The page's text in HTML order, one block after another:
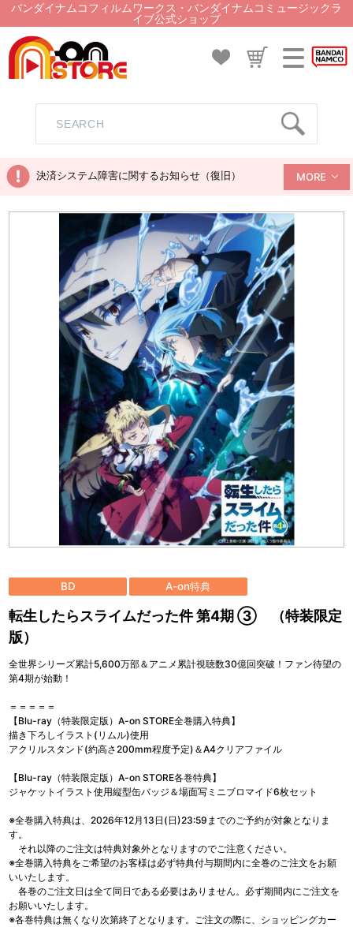
バンダイナムコフィルムワークス・バンダイナムコミュージックラ
イブ公式ショップ
決済システム障害に関するお知らせ（復旧） MORE
BD A-on特典
転生したらスライムだった件 第4期 ③ （特装限定
版）
全世界シリーズ累計5,600万部＆アニメ累計視聴数30億回突破！ファン待望の
第4期が始動！
＝＝＝＝＝
【Blu-ray（特装限定版）A-on STORE全巻購入特典】
描き下ろしイラスト(リムル)使用
アクリルスタンド(約高さ200mm程度予定)＆A4クリアファイル
【Blu-ray（特装限定版）A-on STORE各巻特典】
ジャケットイラスト使用縦型缶バッジ＆場面写ミニブロマイド6枚セット
※全巻購入特典は、2026年12月13日(日)23:59までのご予約が対象となりま
す。
それ以降のご注文は特典対象外となりますのでご注意ください。
※全巻購入特典をご希望のお客様は必ず特典付与期間内に全巻のご注文をお願
いいたします。
各巻のご注文日は全て同日である必要はありません。必ず期間内にご注文を
お願いいたします。
※各巻特典は無くなり次第終了となります。ご注文の際に、ショッピングカー